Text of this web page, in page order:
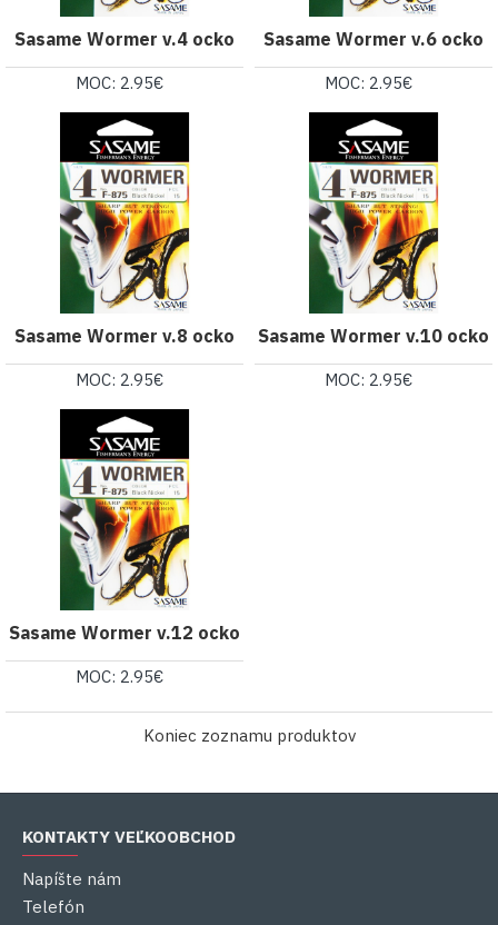
Sasame Wormer v.4 ocko
MOC: 2.95€
Sasame Wormer v.6 ocko
MOC: 2.95€
Sasame Wormer v.8 ocko
MOC: 2.95€
Sasame Wormer v.10 ocko
MOC: 2.95€
Sasame Wormer v.12 ocko
MOC: 2.95€
Koniec zoznamu produktov
KONTAKTY VEĽKOOBCHOD
Napíšte nám
Telefón